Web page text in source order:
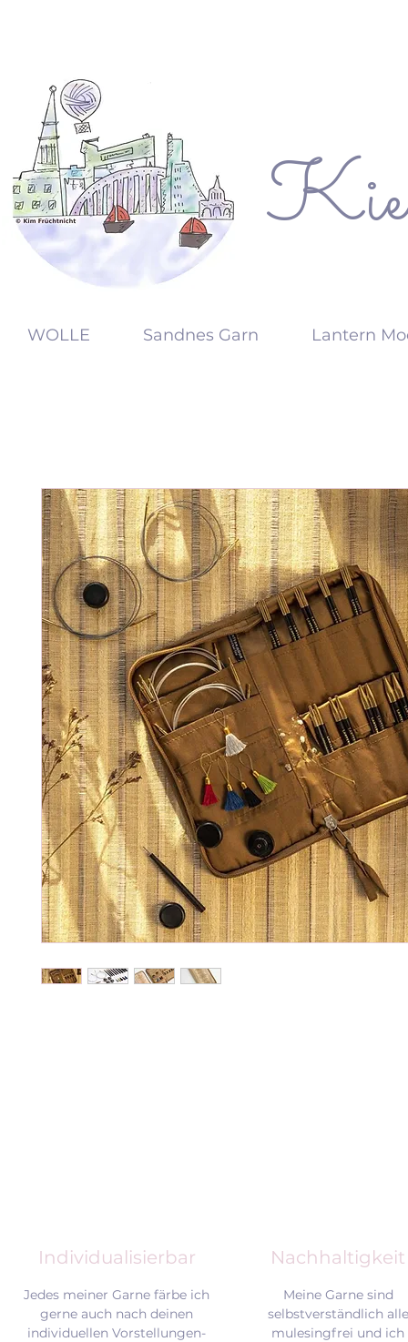
KW
WOLLE Sandnes Garn Lantern
Individualisierbar Nachhaltigkeit
Jedes meiner Garne färbe ich
gerne auch nach deinen
individuellen Vorstellungen-
Meine Garne sind
selbstverständlich alle
mulesingfrei und ich